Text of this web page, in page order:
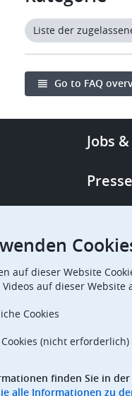
Liste der
Go to FAQ
Footer
links
Jobs
auf dieser Website
auf dieser Website
Cookies
Cookies (nicht erforderlich)
finden Sie in der
alle Informationen zu